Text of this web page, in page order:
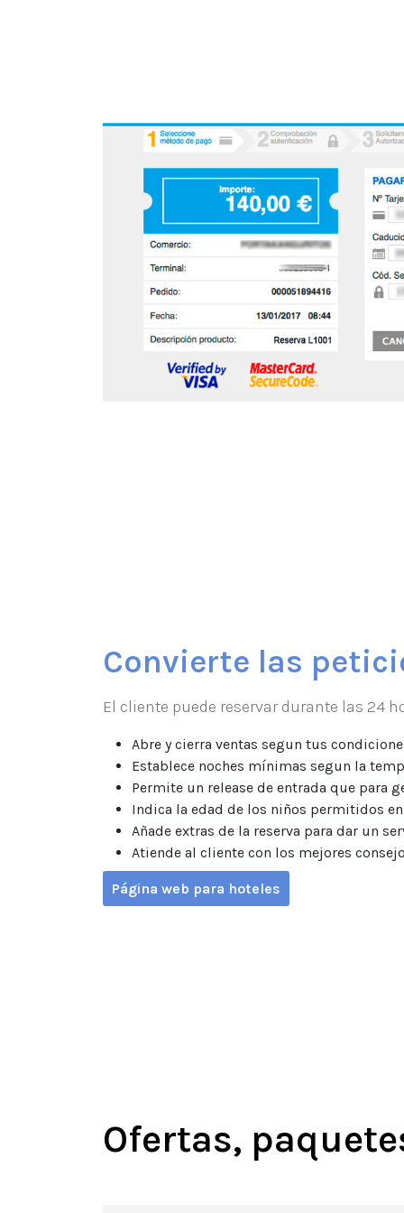
Convierte las
El cliente puede reservar durante las 24
Abre y cierra ventas segun tus
Establece noches mínimas segun la
Permite un release de entrada que para
Indica la edad de los niños permitidos
Añade extras de la reserva para dar un
Atiende al cliente con los mejores
Página web para hoteles
Ofertas,